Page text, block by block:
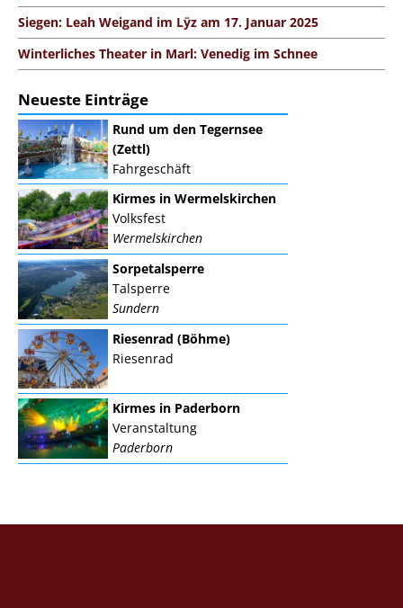
Siegen: Leah Weigand im Lÿz am 17. Januar 2025
Winterliches Theater in Marl: Venedig im Schnee
Neueste Einträge
Rund um den Tegernsee
(Zettl)
Fahrgeschäft
Kirmes in Wermelskirchen
Volksfest
Wermelskirchen
Sorpetalsperre
Talsperre
Sundern
Riesenrad (Böhme)
Riesenrad
Kirmes in Paderborn
Veranstaltung
Paderborn